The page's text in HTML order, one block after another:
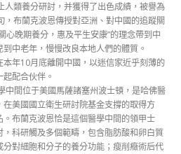
類養分研討，并獲得了出色成績，被譽為
，布蘭克波恩傳授對亞洲、對中國的追蹤關
心晚期養分，惠及平生安康”的理念帶到中
中老年，慢慢改良本地人們的體質。
年10月底離開中國，以迷信家近乎刻薄的
配合伙伴。
間位于美國馬薩諸塞州波士頓，是哈佛醫
美國國立衛生研討院基金支撐的取得方
布蘭克波恩恰是這個醫學中間的領甲士
科研觸及多個範疇，包含脂肪酸和卵白質
對細胞和分子的養分功能；瘦削癥術后代